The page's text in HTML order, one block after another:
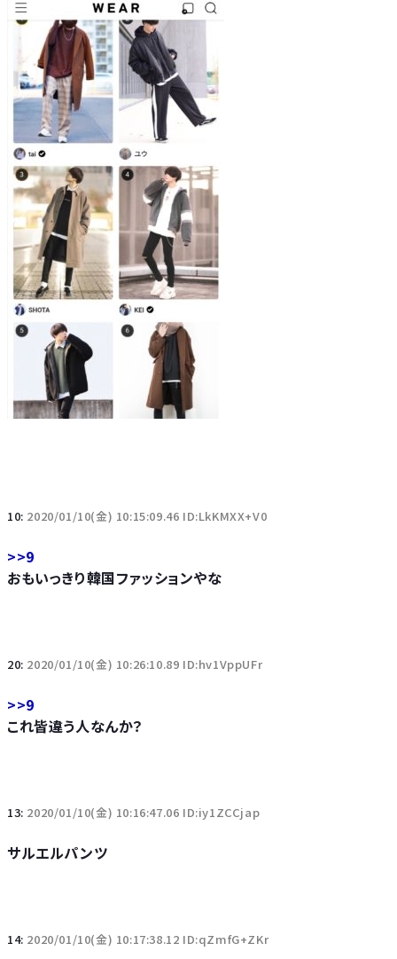
10: 2020/01/10(金) 10:15:09.46 ID:LkKMXX+V0
>>9
おもいっきり韓国ファッションやな
20: 2020/01/10(金) 10:26:10.89 ID:hv1VppUFr
>>9
これ皆違う人なんか？
13: 2020/01/10(金) 10:16:47.06 ID:iy1ZCCjap
サルエルパンツ
14: 2020/01/10(金) 10:17:38.12 ID:qZmfG+ZKr